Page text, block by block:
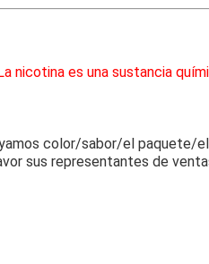
nicotina es una sustancia
color/sabor/el paquete/
sus representantes de